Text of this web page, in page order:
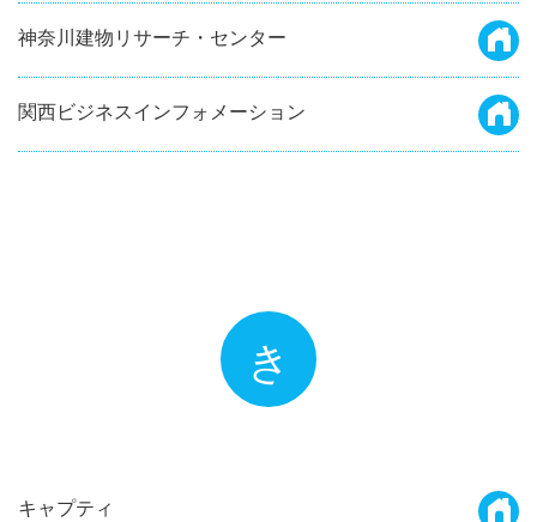
神奈川建物リサーチ・センター
関西ビジネスインフォメーション
き
キャプティ